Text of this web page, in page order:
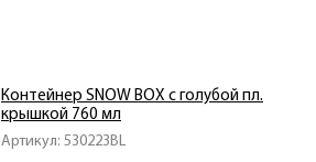
Артикул: 530223BL
Контейнер SNOW BOX с голубой пл.
крышкой 760 мл